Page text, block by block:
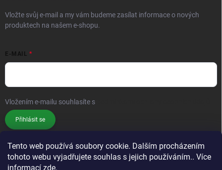
Tento web používá soubory cookie. Dalším procházením
tohoto webu vyjadřujete souhlas s jejich používáním.. Více
informací zde.
Vložte svůj e-mail a my vám budeme zasílat informace o nových
produktech na našem e-shopu.
E-MAIL
Vložením e-mailu souhlasíte s
Přihlásit se